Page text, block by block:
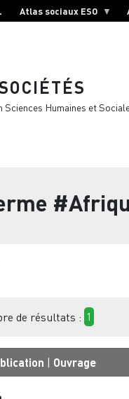
Atlas sociaux ESO
Humaines et
de résultats : 1
| Ouvrage